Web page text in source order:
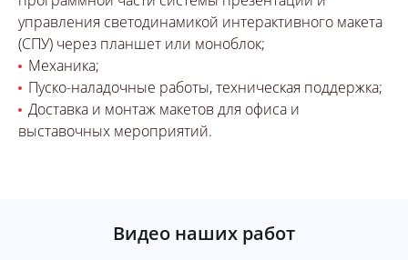
управления светодинамикой интерактивного макета
(СПУ) через планшет или моноблок;
Механика;
Пуско-наладочные работы, техническая поддержка;
Доставка и монтаж макетов для офиса и
выставочных мероприятий.
Видео наших работ